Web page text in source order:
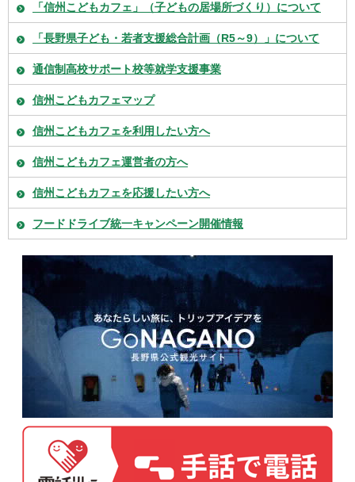
「信州こどもカフェ」（子どもの居場所づくり）について
「長野県子ども・若者支援総合計画（R5～9）」について
通信制高校サポート校等就学支援事業
信州こどもカフェマップ
信州こどもカフェを利用したい方へ
信州こどもカフェ運営者の方へ
信州こどもカフェを応援したい方へ
フードドライブ統一キャンペーン開催情報